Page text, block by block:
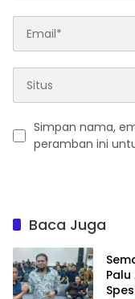
Simpan nama,
peramban ini
Baca Juga